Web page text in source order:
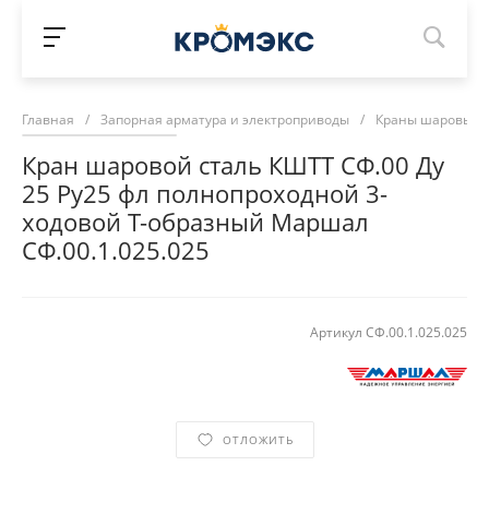
Главная / Запорная арматура и электроприводы / Краны шаровые
Кран шаровой сталь КШТТ СФ.00 Ду
25 Ру25 фл полнопроходной 3-
ходовой Т-образный Маршал
СФ.00.1.025.025
Артикул СФ.00.1.025.025
ОТЛОЖИТЬ